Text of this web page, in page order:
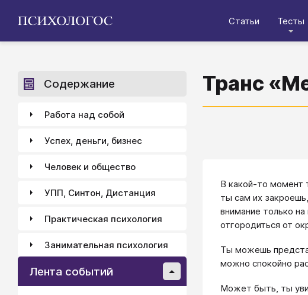
Статьи Тесты
Транс
В какой-то момент
ты сам их
внимание только
отгородиться от
Ты можешь
можно спокойно
Может быть, ты
Содержание
Работа над собой
Успех, деньги, бизнес
Человек и общество
УПП, Синтон, Дистанция
Практическая психология
Занимательная психология
Лента событий